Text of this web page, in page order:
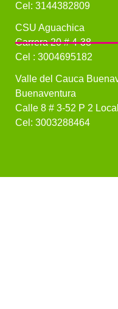
Cel: 3144382809
CSU Aguachica
Carrera 20 # 4-38
Cel : 3004695182
Valle del Cauca
Buenaventura
Calle 8 # 3-52 P 2
Cel: 3003288464